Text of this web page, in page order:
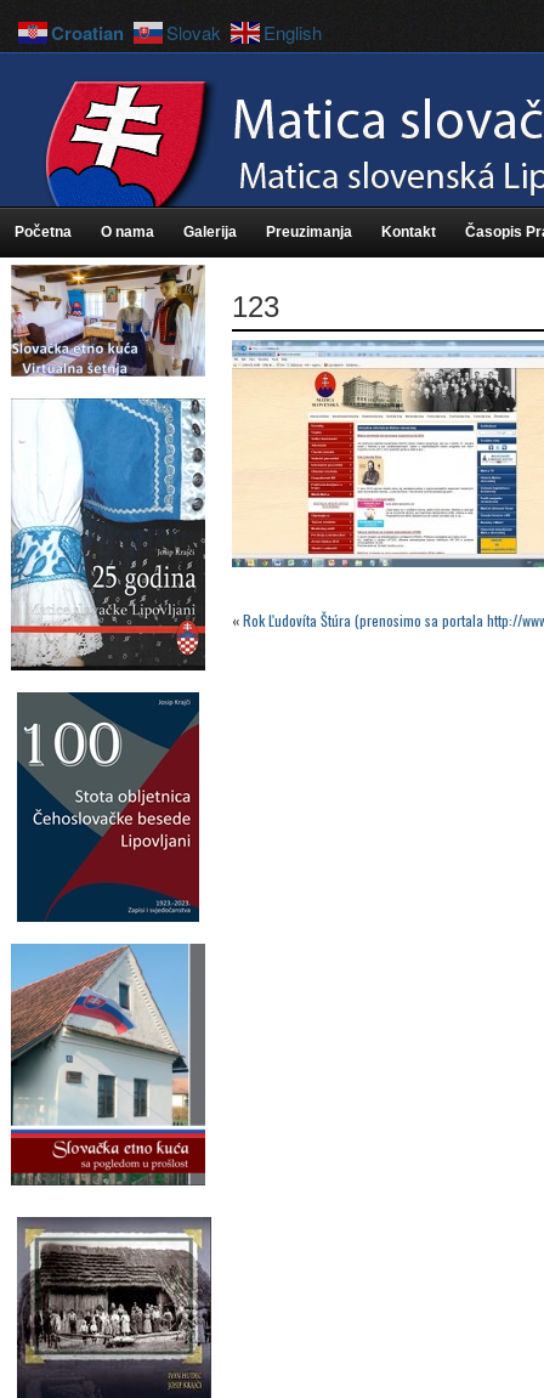
Početna O nama Galerija Preuzimanja Kontakt Časopis
123
«Rok Ľudovíta Štúra (prenosimo sa portala http://
Croatian Slovak English